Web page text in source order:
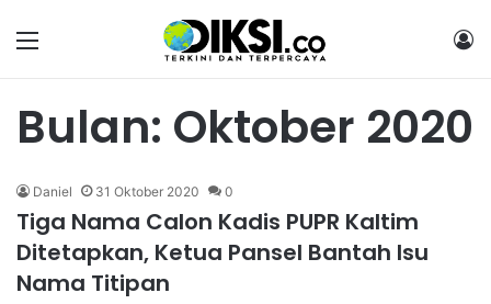
Bulan: Oktober 2020
Daniel 31 Oktober 2020 0
Tiga Nama Calon Kadis PUPR Kaltim
Ditetapkan, Ketua Pansel Bantah Isu
Nama Titipan